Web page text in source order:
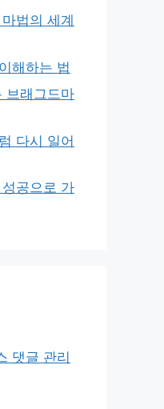
법의 세계
해하는 법
브래그드마
다시 일어
공으로 가
댓글 관리